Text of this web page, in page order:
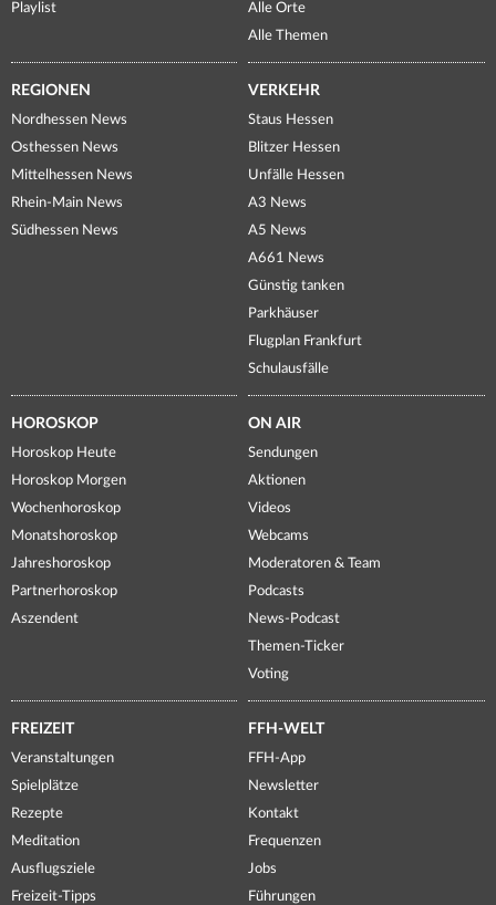
Playlist
Alle Orte
Alle Themen
REGIONEN
Nordhessen News
Osthessen News
Mittelhessen News
Rhein-Main News
Südhessen News
VERKEHR
Staus Hessen
Blitzer Hessen
Unfälle Hessen
A3 News
A5 News
A661 News
Günstig tanken
Parkhäuser
Flugplan Frankfurt
Schulausfälle
HOROSKOP
Horoskop Heute
Horoskop Morgen
Wochenhoroskop
Monatshoroskop
Jahreshoroskop
Partnerhoroskop
Aszendent
ON AIR
Sendungen
Aktionen
Videos
Webcams
Moderatoren & Team
Podcasts
News-Podcast
Themen-Ticker
Voting
FREIZEIT
Veranstaltungen
Spielplätze
Rezepte
Meditation
Ausflugsziele
Freizeit-Tipps
FFH-WELT
FFH-App
Newsletter
Kontakt
Frequenzen
Jobs
Führungen